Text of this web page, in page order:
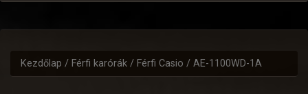
Kezdőlap / Férfi karórák / Férfi Casio / AE-1100WD-1A